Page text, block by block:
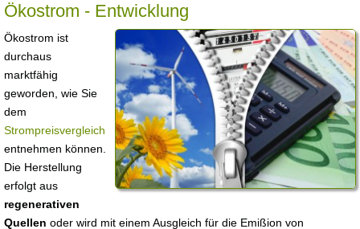
Ökostrom - Entwicklung
Ökostrom ist
durchaus
marktfähig
geworden, wie Sie
dem
Strompreisvergleich
entnehmen können.
Die Herstellung
erfolgt aus
regenerativen
Quellen oder wird mit einem Ausgleich für die Emißion von